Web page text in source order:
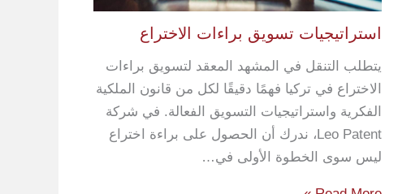
استراتيجيات تسويق براءات الاختراع
يتطلب التنقل في المشهد المعقد لتسويق براءات
الاختراع في تركيا فهمًا دقيقًا لكل من قانون الملكية
الفكرية واستراتيجيات التسويق الفعالة. في شركة
Leo Patent، ندرك أن الحصول على براءة اختراع
ليس سوى الخطوة الأولى في…